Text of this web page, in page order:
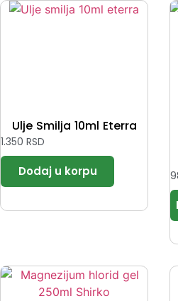
Ulje Smilja 10ml Eterra
1.350 RSD